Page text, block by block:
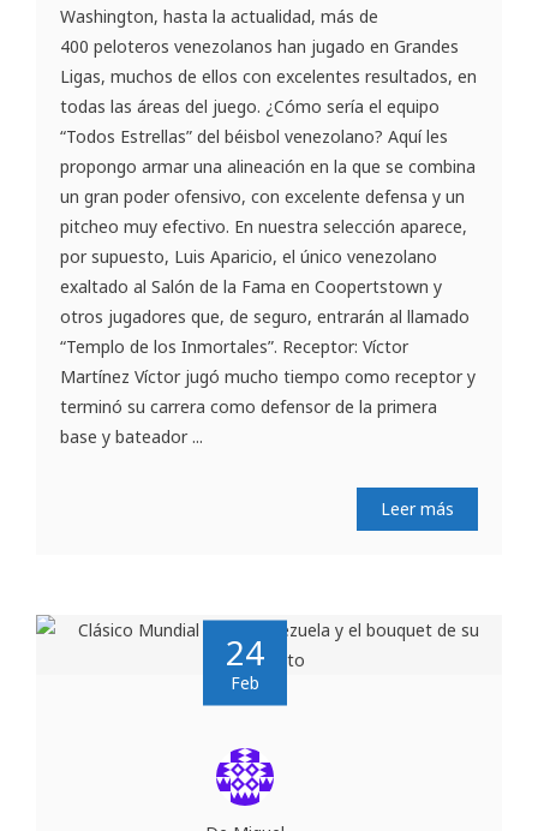
Washington, hasta la actualidad, más de
400 peloteros venezolanos han jugado en Grandes
Ligas, muchos de ellos con excelentes resultados, en
todas las áreas del juego. ¿Cómo sería el equipo
“Todos Estrellas” del béisbol venezolano? Aquí les
propongo armar una alineación en la que se combina
un gran poder ofensivo, con excelente defensa y un
pitcheo muy efectivo. En nuestra selección aparece,
por supuesto, Luis Aparicio, el único venezolano
exaltado al Salón de la Fama en Coopertstown y
otros jugadores que, de seguro, entrarán al llamado
“Templo de los Inmortales”. Receptor: Víctor
Martínez Víctor jugó mucho tiempo como receptor y
terminó su carrera como defensor de la primera
base y bateador ...
Leer más
24
Feb